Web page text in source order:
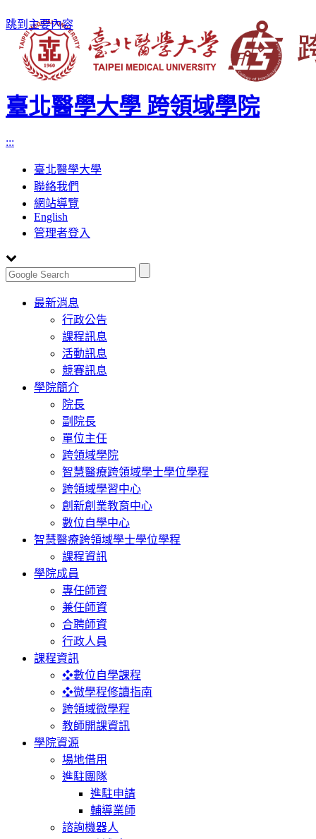
跳到主要內容
臺北醫學大學 跨領域學院
:::
臺北醫學大學
聯絡我們
網站導覽
English
管理者登入
Toggle
navigation
最新消息
行政公告
課程訊息
活動訊息
競賽訊息
學院簡介
院長
副院長
單位主任
跨領域學院
智慧醫療跨領域學士學位學程
跨領域學習中心
創新創業教育中心
數位自學中心
智慧醫療跨領域學士學位學程
課程資訊
學院成員
專任師資
兼任師資
合聘師資
行政人員
課程資訊
❖數位自學課程
❖微學程修讀指南
跨領域微學程
教師開課資訊
學院資源
場地借用
進駐團隊
進駐申請
輔導業師
諮詢機器人